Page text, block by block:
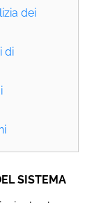
dei
di
SISTEMA